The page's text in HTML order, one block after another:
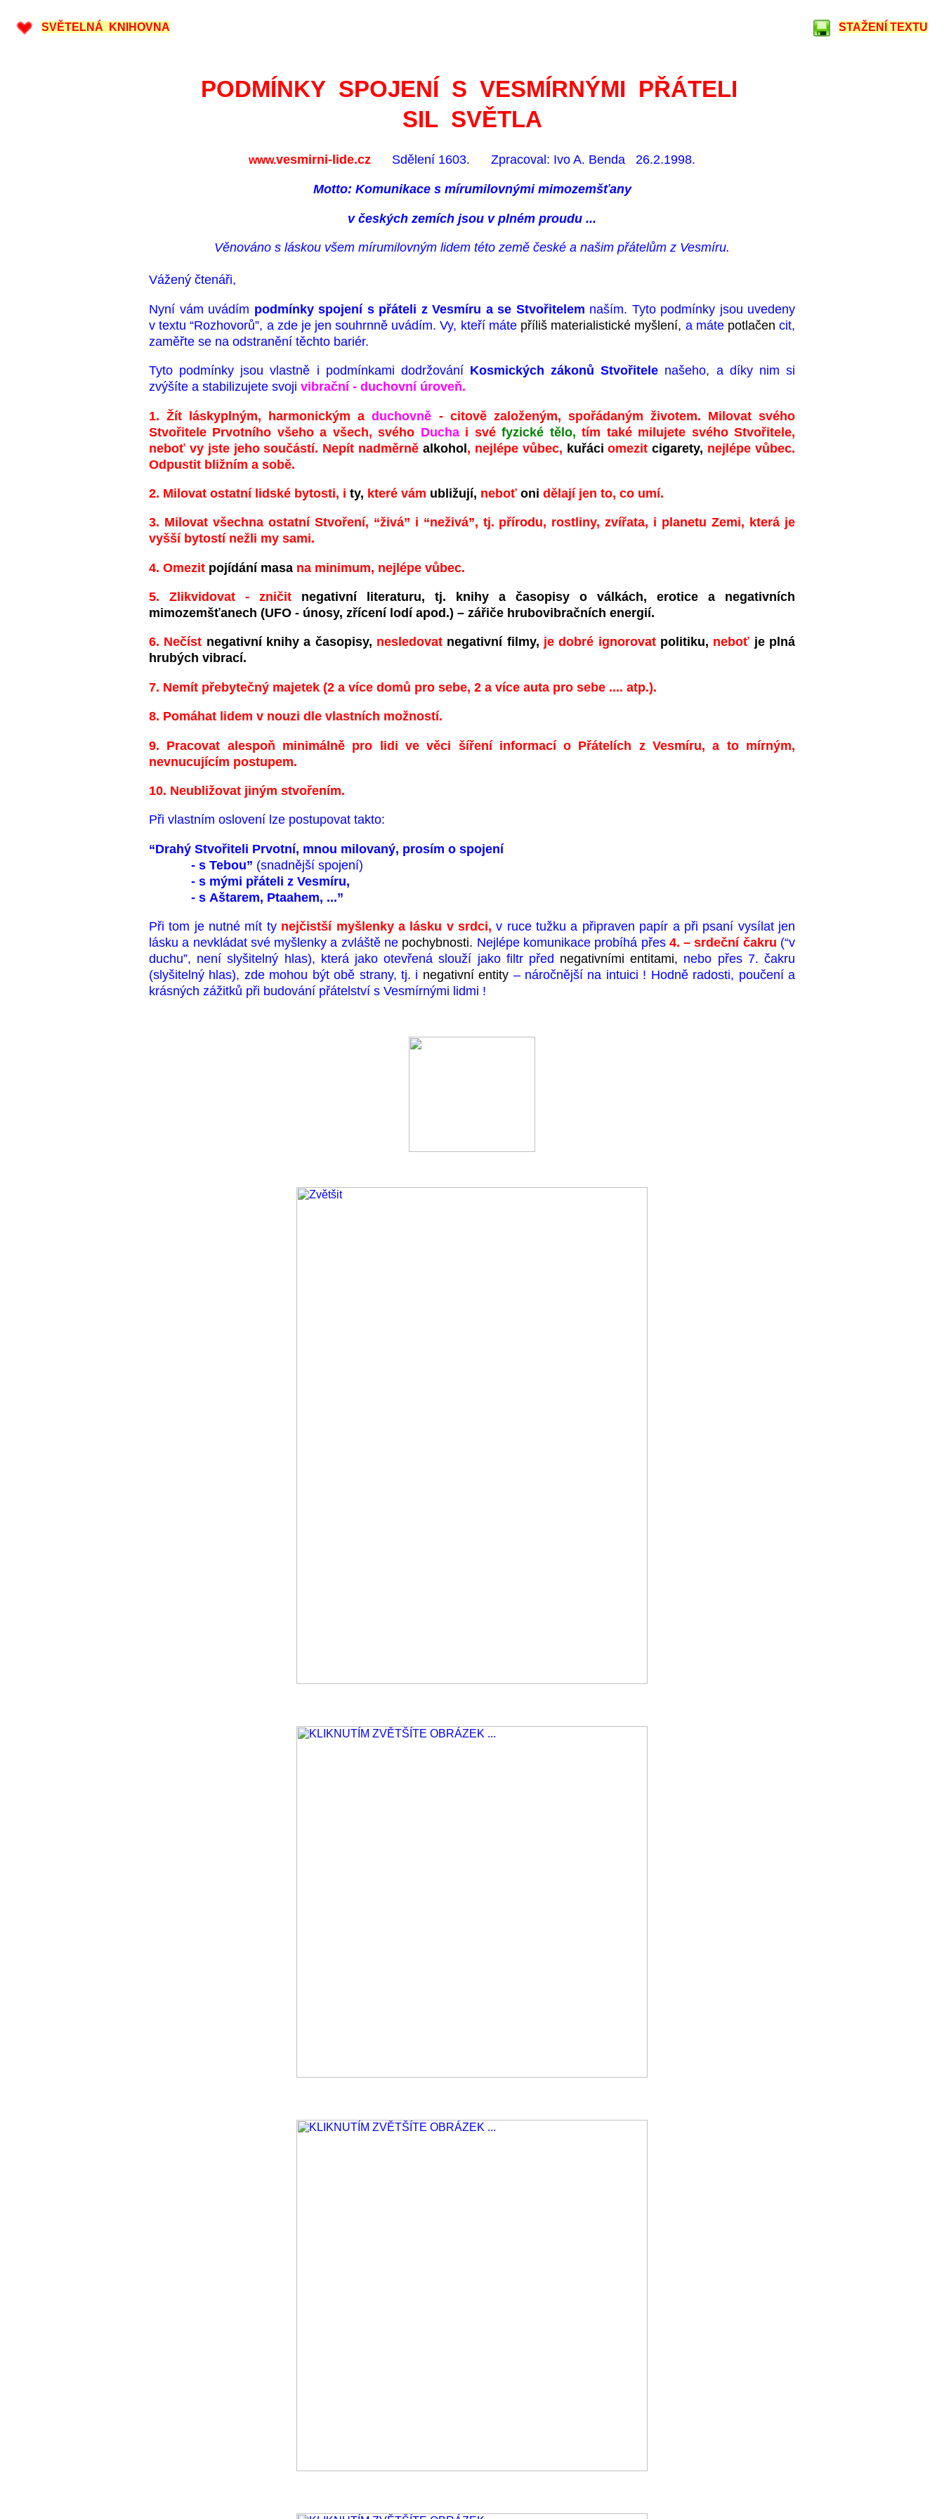
SVĚTELNÁ KNIHOVNA STAŽENÍ TEXTU
PODMÍNKY SPOJENÍ S VESMÍRNÝMI PŘÁTELI
SIL SVĚTLA
www.vesmirni-lide.cz Sdělení 1603. Zpracoval: Ivo A. Benda 26.2.1998.
Motto: Komunikace s mírumilovnými mimozemšťany
v českých zemích jsou v plném proudu ...
Věnováno s láskou všem mírumilovným lidem této země české a našim přátelům z Vesmíru.
Vážený čtenáři,
Nyní vám uvádím podmínky spojení s přáteli z Vesmíru a se Stvořitelem naším. Tyto podmínky jsou uvedeny
v textu “Rozhovorů”, a zde je jen souhrnně uvádím. Vy, kteří máte příliš materialistické myšlení, a máte potlačen cit,
zaměřte se na odstranění těchto bariér.
Tyto podmínky jsou vlastně i podmínkami dodržování Kosmických zákonů Stvořitele našeho, a díky nim si
zvýšíte a stabilizujete svoji vibrační - duchovní úroveň.
1. Žít láskyplným, harmonickým aduchovně - citově založeným, spořádaným životem. Milovat svého
Stvořitele Prvotního všeho a všech, svého Duchai svéfyzické tělo, tím také milujete svého Stvořitele,
neboť vy jste jeho součástí. Nepít nadměrně alkohol, nejlépe vůbec, kuřáciomezitcigarety, nejlépe vůbec.
Odpustit bližním a sobě.
2. Milovat ostatní lidské bytosti, i ty, které vám ubližují, neboť oni dělají jen to, co umí.
3. Milovat všechna ostatní Stvoření, “živá” i “neživá”, tj. přírodu, rostliny, zvířata, i planetu Zemi, která je
vyšší bytostí nežli my sami.
4. Omezit pojídání masa na minimum, nejlépe vůbec.
5. Zlikvidovat - zničit negativní literaturu, tj. knihy a časopisy o válkách, erotice a negativních
mimozemšťanech (UFO - únosy, zřícení lodí apod.) – zářiče hrubovibračních energií.
6. Nečíst negativní knihy a časopisy, nesledovat negativní filmy, je dobré ignorovat politiku, neboť je plná
hrubých vibrací.
7. Nemít přebytečný majetek (2 a více domů pro sebe, 2 a více auta pro sebe .... atp.).
8. Pomáhat lidem v nouzi dle vlastních možností.
9. Pracovat alespoň minimálně pro lidi ve věci šíření informací o Přátelích z Vesmíru, a to mírným,
nevnucujícím postupem.
10. Neubližovat jiným stvořením.
Při vlastním oslovení lze postupovat takto:
“Drahý Stvořiteli Prvotní, mnou milovaný, prosím o spojení
- s Tebou” (snadnější spojení)
- s mými přáteli z Vesmíru,
- s Aštarem, Ptaahem, ...”
Při tom je nutné mít ty nejčistší myšlenky a lásku v srdci, v ruce tužku a připraven papír a při psaní vysílat jen
lásku a nevkládat své myšlenky a zvláště ne pochybnosti. Nejlépe komunikace probíhá přes 4. – srdeční čakru (“v
duchu”, není slyšitelný hlas), která jako otevřená slouží jako filtr před negativními entitami, nebo přes 7. čakru
(slyšitelný hlas), zde mohou být obě strany, tj. i negativní entity – náročnější na intuici ! Hodně radosti, poučení a
krásných zážitků při budování přátelství s Vesmírnými lidmi !